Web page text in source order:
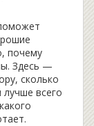
почему
Здесь —
сколько
всего